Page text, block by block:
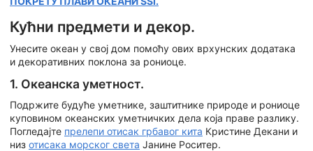
Кућни предмети и декор.
Унесите океан у свој дом помоћу ових врхунских додатака
и декоративних поклона за рониоце.
1. Океанска уметност.
Подржите будуће уметнике, заштитнике природе и рониоце
куповином океанских уметничких дела која праве разлику.
Погледајте прелепи отисак грбавог кита Кристине Декани и
низ отисака морског света Јанине Роситер.